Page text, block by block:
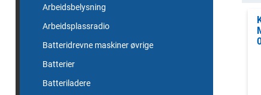
Arbeidsbelysning
Arbeidsplassradio
Batteridrevne maskiner øvrige
Batterier
Batteriladere